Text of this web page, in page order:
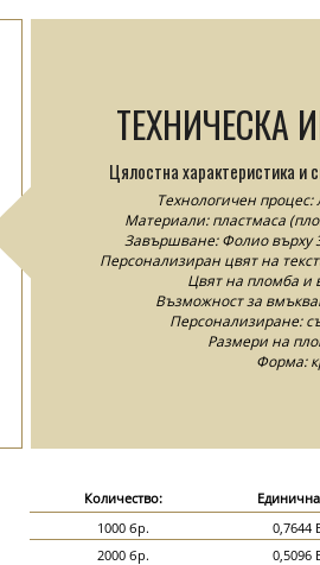
ТЕХНИЧЕСКА
Цялостна характеристика и
Технологичен
Материали: пластмаса
Завършване: Фолио върху
Персонализиран цвят на
Цвят на пломба и
Възможност за
Персонализиране:
Размери на
Форма:
Количество:
1000 бр.
0,7644
2000 бр.
0,5096